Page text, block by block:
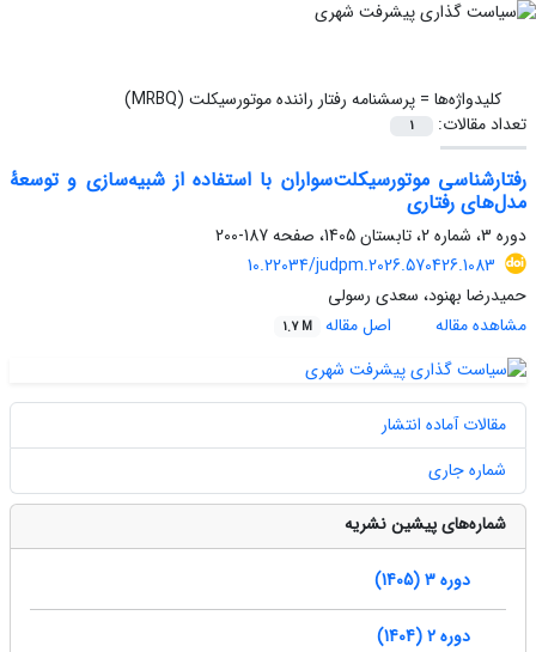
کلیدواژه‌ها =پرسشنامه رفتار راننده موتورسیکلت (MRBQ)
تعداد مقالات:
1
رفتارشناسی موتورسیکلت‌سواران با استفاده از شبیه‌سازی و توسعۀ
مدل‌های رفتاری
دوره 3، شماره 2، تابستان 1405، صفحه
187-200
10.22034/judpm.2026.570426.1083
حمیدرضا بهنود، سعدی رسولی
مشاهده مقاله
اصل مقاله 1.7 M
مقالات آماده انتشار
شماره جاری
شماره‌های پیشین نشریه
دوره 3 (1405)
دوره 2 (1404)